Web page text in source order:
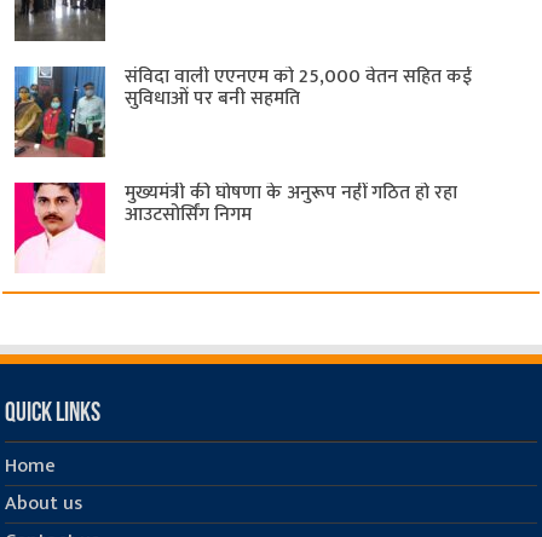
संविदा वाली एएनएम को 25,000 वेतन सहित कई
सुविधाओं पर बनी सहमति
मुख्यमंत्री की घोषणा के अनुरूप नहीं गठित हो रहा
आउटसोर्सिंग निगम
Quick Links
Home
About us